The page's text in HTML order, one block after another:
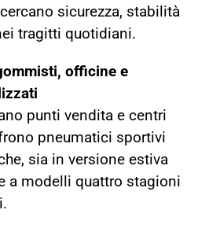
sicurezza, stabilità
tragitti quotidiani.
officine e
punti vendita e centri
pneumatici sportivi
sia in versione estiva
a modelli quattro stagioni